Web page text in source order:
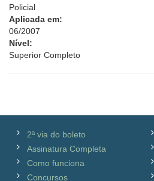
Policial
Aplicada em:
06/2007
Nível:
Superior Completo
2ª via do boleto
Assinatura Completa
Como funciona
Concursos